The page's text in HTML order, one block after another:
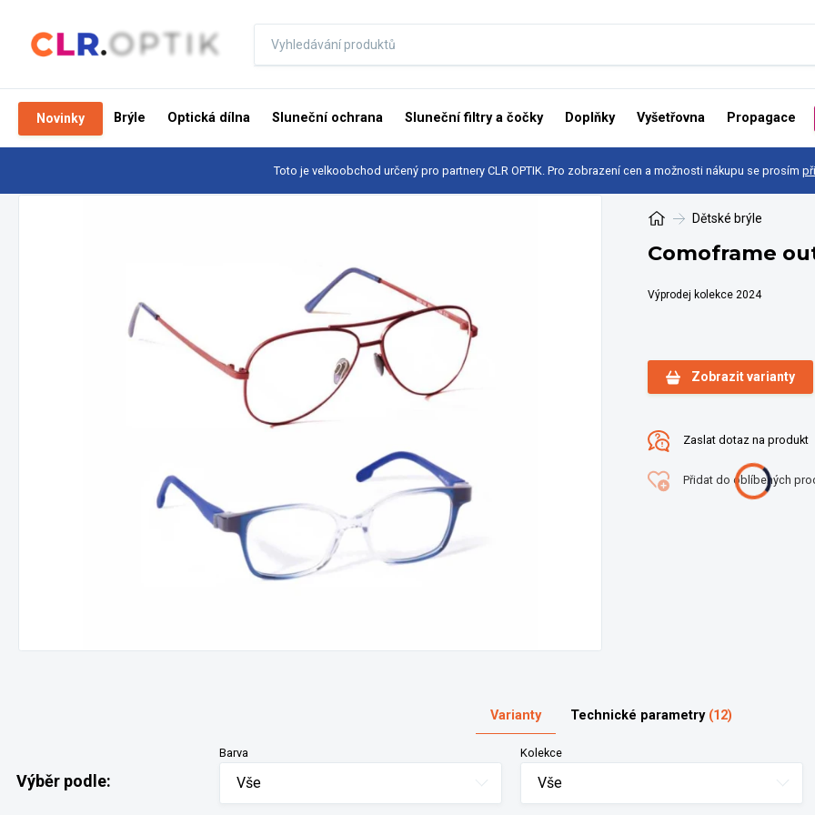
Novinky Brýle Optická dílna Sluneční ochrana Sluneční filtry a čočky Doplňky Vyšetřovna Propagace
Toto je velkoobchod určený pro partnery CLR OPTIK. Pro zobrazení cen a možnosti nákupu se prosím
Dětské brýle
Comoframe
Výprodej kolekce 2024
Zobrazit varianty
Zaslat dotaz na produkt
Přidat do oblíbených
Varianty Technické parametry (12)
Výběr podle:
Barva
Vše
Kolekce
Vše